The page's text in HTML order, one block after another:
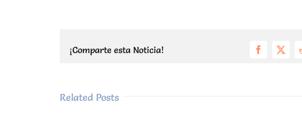
¡Comparte esta Noticia! Facebook
X
Related Posts